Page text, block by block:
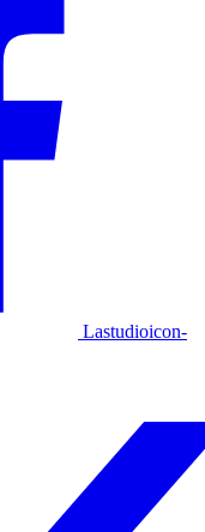
Lastudioicon-